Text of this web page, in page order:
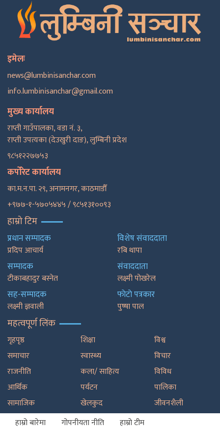
इमेलः
news@lumbinisanchar.com
info.lumbinisanchar@gmail.com
मुख्य कार्यालय
राप्ती गाउँपालका, वडा नं. ३,
राप्ती उपत्यका (देउखुरी दाङ), लुम्बिनी प्रदेश
९८५१२२७७५३
कर्पोरेट कार्यालय
का.म.न.पा. २९, अनामनगर, काठमाडाैँ
+९७७-१-५७०५४४५ / ९८५१३१००९३
हाम्रो टिम
प्रधान सम्पादक
प्रदिप आचार्य
सम्पादक
टीकाबहादुर बस्नेत
सह-सम्पादक
लक्ष्मी ज्ञवाली
विशेष संवाददाता
रबि थापा
संवाददाता
लक्ष्मी पोखरेल
फाेटाे पत्रकार
पुष्षा पाल
महत्वपूर्ण लिंक
गृहपृष्ठ
समाचार
राजनीति
आर्थिक
सामाजिक
शिक्षा
स्वास्थ्य
कला/ साहित्य
पर्यटन
खेलकुद
विश्व
विचार
विविध
पालिका
जीवनशैली
हाम्रो बारेमा
गोपनीयता नीति हाम्रो टीम